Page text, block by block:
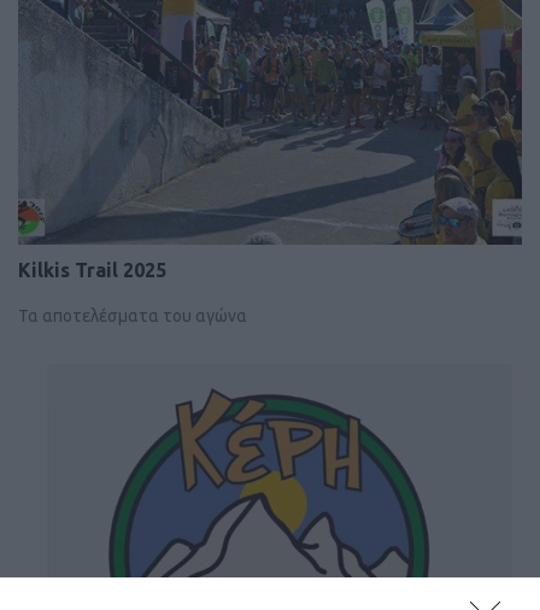
Kilkis Trail 2025
Τα αποτελέσματα του αγώνα